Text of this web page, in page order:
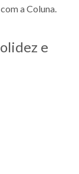
a Coluna.
e